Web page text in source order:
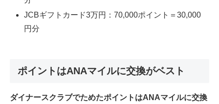
JCBギフトカード3万円 ：70,000ポイント＝30,000
円分
ポイントはANAマイルに交換がベスト
ダイナースクラブでためたポイントはANAマイルに交換